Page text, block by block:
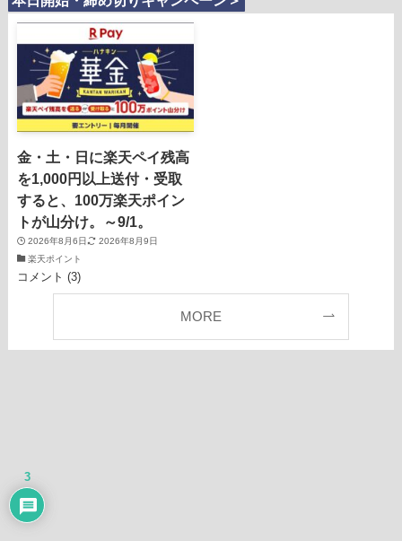
金・土・日に楽天ペイ残高
を1,000円以上送付・受取
すると、100万楽天ポイン
トが山分け。～9/1。
2026年8月6日
2026年8月9日
楽天ポイント
コメント (3)
MORE
3